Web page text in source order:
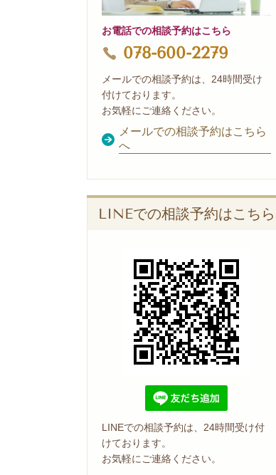
お電話での相談予約はこちら
078-600-2279
メールでの相談予約は、24時間受け
付けております。
お気軽にご連絡ください。
メールでの相談予約はこちら
へ
LINEでの相談予約はこちら
LINEでの相談予約は、24時間受け付
けております。
お気軽にご連絡ください。